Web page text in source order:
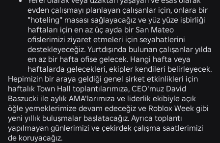
evden çalışmayı planlayan çalışanlar için, onlara bir
"hoteling" masası sağlayacağız ve yüz yüze işbirliği
haftaları için en az üç ayda bir San Mateo
ofislerimizi ziyaret etmeleri için seyahatlerini
destekleyeceğiz. Yurtdışında bulunan çalışanlar yılda
en az bir hafta ofise gelecek. Hangi hafta veya
haftalarda gelecekleri, ekipler kendileri belirleyecek.
Hepimizin bir araya geldiği genel şirket etkinlikleri için
haftalık Town Hall toplantılarımıza, CEO'muz David
Baszucki ile aylık AMA'larımıza ve liderlik ekibiyle açık
öğle yemeklerimize devam edeceğiz ve Roblox Week gibi
yeni yıllık buluşmalar başlatacağız. Ayrıca toplantı
yapılmayan günlerimizi ve çekirdek çalışma saatlerimizi
de koruyacağız.